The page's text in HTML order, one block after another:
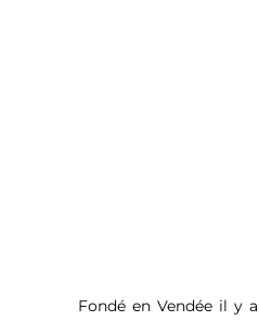
Fondé en Vendée il y